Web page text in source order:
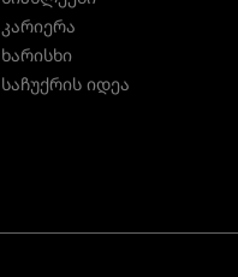
კარიერა
ხარისხი
საჩუქრის იდეა